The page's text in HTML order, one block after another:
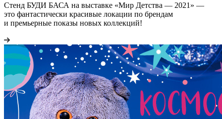
Стенд БУДИ БАСА на выставке «Мир Детства — 2021» —
это фантастически красивые локации по брендам
и премьерные показы новых коллекций!